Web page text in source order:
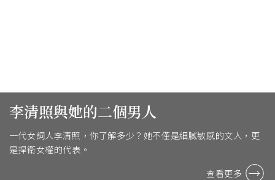
李清照與她的二個男人
一代女詞人李清照，你了解多少？她不僅是細膩敏感的文人，更
是捍衛女權的代表。
查看更多